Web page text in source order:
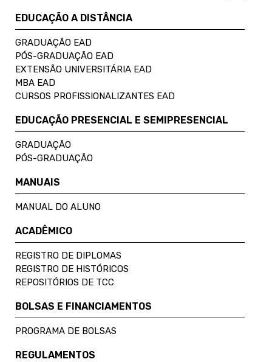
EDUCAÇÃO A DISTÂNCIA
GRADUAÇÃO EAD
PÓS-GRADUAÇÃO EAD
EXTENSÃO UNIVERSITÁRIA EAD
MBA EAD
CURSOS PROFISSIONALIZANTES EAD
EDUCAÇÃO PRESENCIAL E SEMIPRESENCIAL
GRADUAÇÃO
PÓS-GRADUAÇÃO
MANUAIS
MANUAL DO ALUNO
ACADÊMICO
REGISTRO DE DIPLOMAS
REGISTRO DE HISTÓRICOS
REPOSITÓRIOS DE TCC
BOLSAS E FINANCIAMENTOS
PROGRAMA DE BOLSAS
REGULAMENTOS